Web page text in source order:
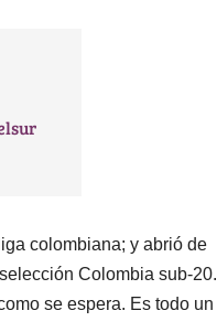
colombiana; y abrió de
Colombia sub-20.
se espera. Es todo un